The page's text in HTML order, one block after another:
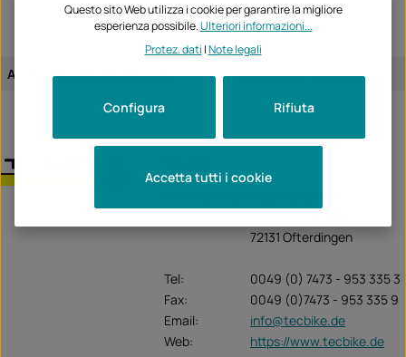
Assegnazione dell'articolo: specifico per il veicolo
72131 Ofterdingen
Tel:
0049 (0) 7473 - 953 335 3
Fax:
0049 (0)7473 - 953 335 9
Email:
info@tecbike.de
Web:
https://www.tecbike.de
Questo sito Web utilizza i cookie per garantire la migliore
esperienza possibile.Ulteriori informazioni...
Protez. dati |Note legali
Rifiuta
Configura
Accetta tutti i cookie